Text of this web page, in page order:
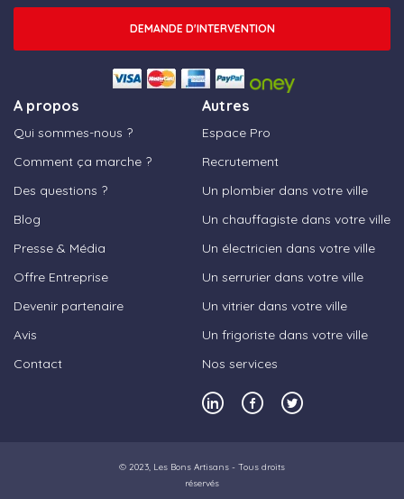
A propos
Qui sommes-nous ?
Comment ça marche ?
Des questions ?
Blog
Presse & Média
Offre Entreprise
Devenir partenaire
Avis
Contact
Autres
Espace Pro
Recrutement
Un plombier dans votre ville
Un chauffagiste dans votre ville
Un électricien dans votre ville
Un serrurier dans votre ville
Un vitrier dans votre ville
Un frigoriste dans votre ville
Nos services
DEMANDE D'INTERVENTION
© 2023, Les Bons Artisans - Tous droits
réservés